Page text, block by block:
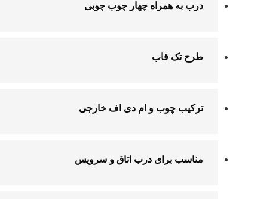
درب به همراه چهار چوب چوبی
طرح تک قاب
ترکیب چوب و ام دی اف خارجی
مناسب برای درب اتاق و سرویس